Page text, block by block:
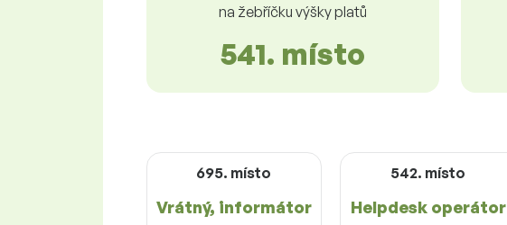
na žebříčku výšky platů
541. místo
695. místo
Vrátný, informátor
542. místo
Helpdesk operátor